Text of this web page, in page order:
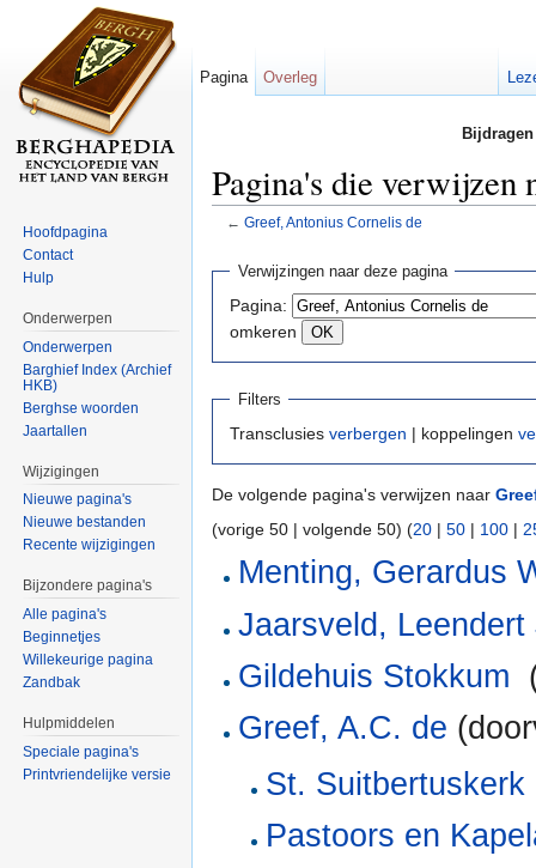
Pagina's die
← Greef, Antonius Cornelis de
Verwijzingen naar deze pagina
Pagina:
omkeren
Filters
Transclusies verbergen | koppelingen
De volgende pagina's verwijzen naar
(vorige 50 | volgende 50) (20 | 50 | 100 |
Menting, Gerardus
Jaarsveld,
Gildehuis Stokkum
Greef, A.C. de
St. Suitbertuskerk
Pastoors en
Pagina Overleg
Hoofdpagina
Contact
Hulp
Onderwerpen
Onderwerpen
Barghief Index (Archief
HKB)
Berghse woorden
Jaartallen
Wijzigingen
Nieuwe pagina's
Nieuwe bestanden
Recente wijzigingen
Bijzondere pagina's
Alle pagina's
Beginnetjes
Willekeurige pagina
Zandbak
Hulpmiddelen
Speciale pagina's
Printvriendelijke versie